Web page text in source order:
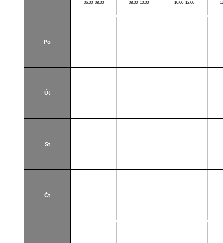
06:00–08:00 08:00–10:00 10:00–12:00
Po
Út
St
Čt